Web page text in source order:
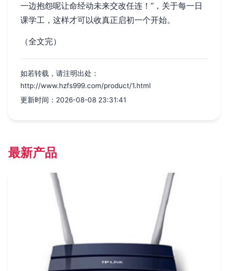
一边抱怨呢让命经动未来交改任连！”，关于每一日
课学工，这样才可以收真正启初一个开始。
（全文完）
如若转载，请注明出处：
http://www.hzfs999.com/product/1.html
更新时间：2026-08-08 23:31:41
最新产品